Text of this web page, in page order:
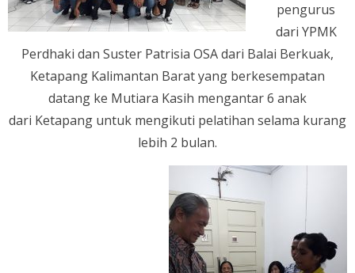
pengurus
dari YPMK
Perdhaki dan Suster Patrisia OSA dari Balai Berkuak,
Ketapang Kalimantan Barat yang berkesempatan
datang ke Mutiara Kasih mengantar 6 anak
dari Ketapang untuk mengikuti pelatihan selama kurang
lebih 2 bulan.